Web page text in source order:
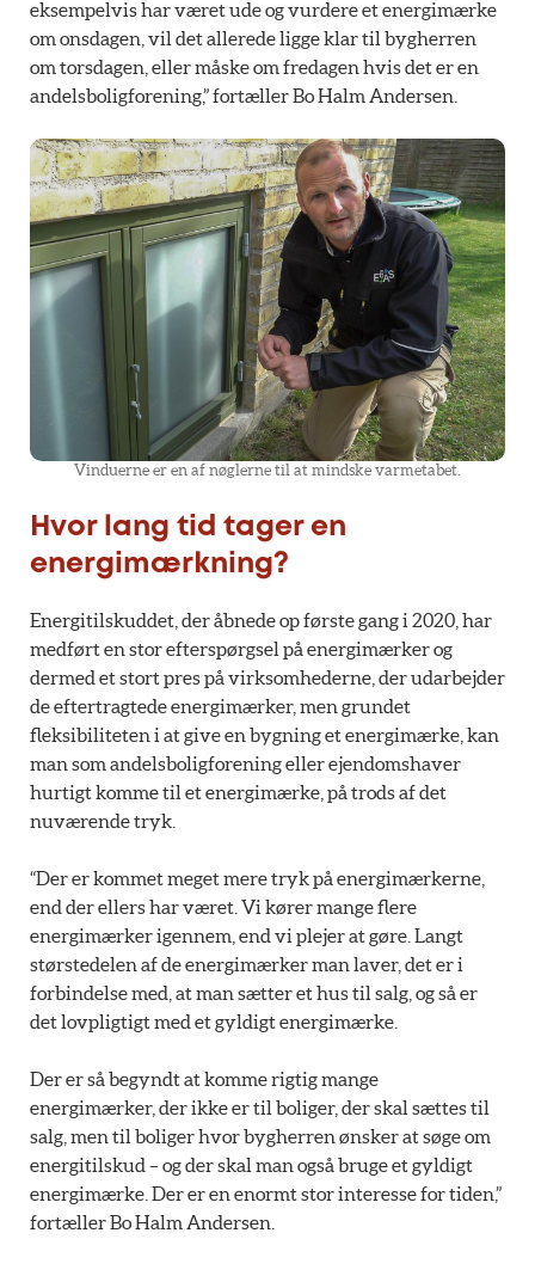
eksempelvis har været ude og vurdere et energimærke
om onsdagen, vil det allerede ligge klar til bygherren
om torsdagen, eller måske om fredagen hvis det er en
andelsboligforening,” fortæller Bo Halm Andersen.
Vinduerne er en af nøglerne til at mindske varmetabet.
Hvor lang tid tager en
energimærkning?
Energitilskuddet, der åbnede op første gang i 2020, har
medført en stor efterspørgsel på energimærker og
dermed et stort pres på virksomhederne, der udarbejder
de eftertragtede energimærker, men grundet
fleksibiliteten i at give en bygning et energimærke, kan
man som andelsboligforening eller ejendomshaver
hurtigt komme til et energimærke, på trods af det
nuværende tryk.
“Der er kommet meget mere tryk på energimærkerne,
end der ellers har været. Vi kører mange flere
energimærker igennem, end vi plejer at gøre. Langt
størstedelen af de energimærker man laver, det er i
forbindelse med, at man sætter et hus til salg, og så er
det lovpligtigt med et gyldigt energimærke.
Der er så begyndt at komme rigtig mange
energimærker, der ikke er til boliger, der skal sættes til
salg, men til boliger hvor bygherren ønsker at søge om
energitilskud – og der skal man også bruge et gyldigt
energimærke. Der er en enormt stor interesse for tiden,”
fortæller Bo Halm Andersen.